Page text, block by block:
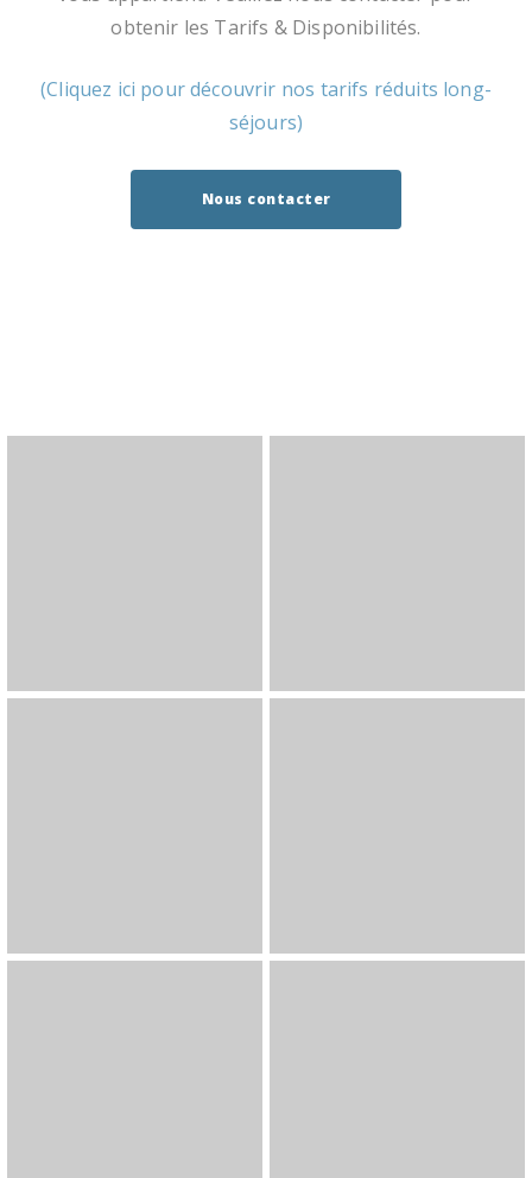
obtenir les Tarifs & Disponibilités.
(Cliquez ici pour découvrir nos tarifs réduits long-
séjours)
Nous contacter